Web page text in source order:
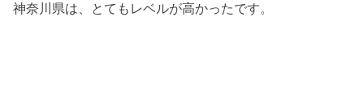
神奈川県は、とてもレベルが高かったです。